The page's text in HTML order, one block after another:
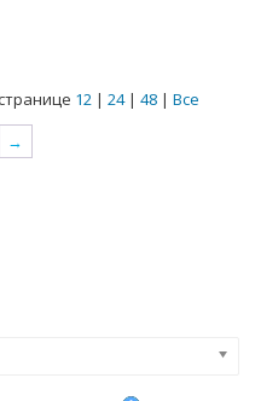
12| 24| 48| Все
→